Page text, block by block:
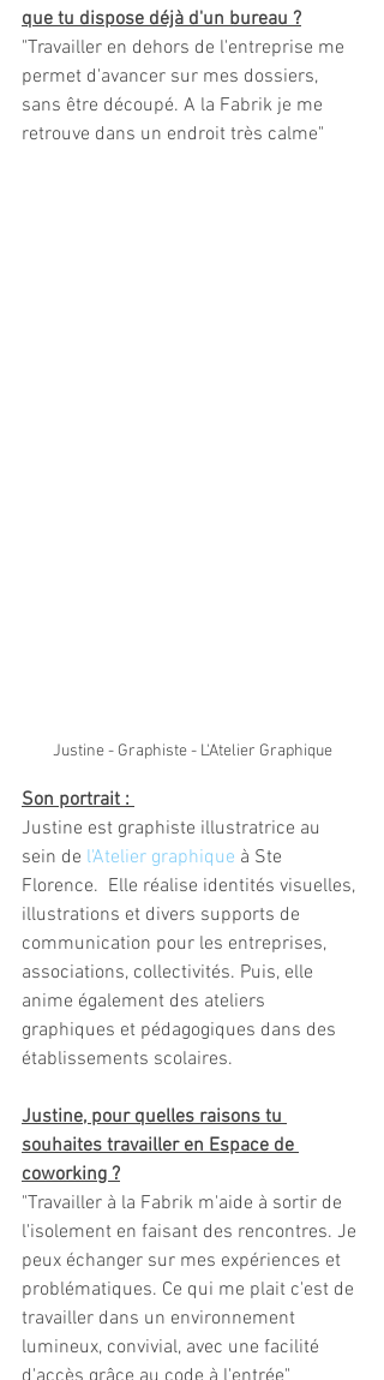
que tu dispose déjà d'un bureau ?
"Travailler en dehors de l'entreprise me
permet d'avancer sur mes dossiers,
sans être découpé. A la Fabrik je me
retrouve dans un endroit très calme"
Justine - Graphiste - L'Atelier Graphique
Son portrait :
Justine est graphiste illustratrice au
sein de l'Atelier graphique à Ste
Florence.  Elle réalise identités visuelles,
illustrations et divers supports de
communication pour les entreprises,
associations, collectivités. Puis, elle
anime également des ateliers
graphiques et pédagogiques dans des
établissements scolaires.
Justine, pour quelles raisons tu
souhaites travailler en Espace de
coworking ?
"Travailler à la Fabrik m'aide à sortir de
l'isolement en faisant des rencontres. Je
peux échanger sur mes expériences et
problématiques. Ce qui me plait c'est de
travailler dans un environnement
lumineux, convivial, avec une facilité